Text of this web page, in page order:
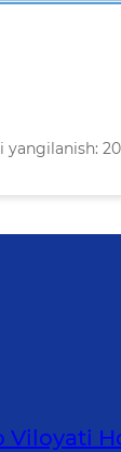
yangilanish:
Viloyati